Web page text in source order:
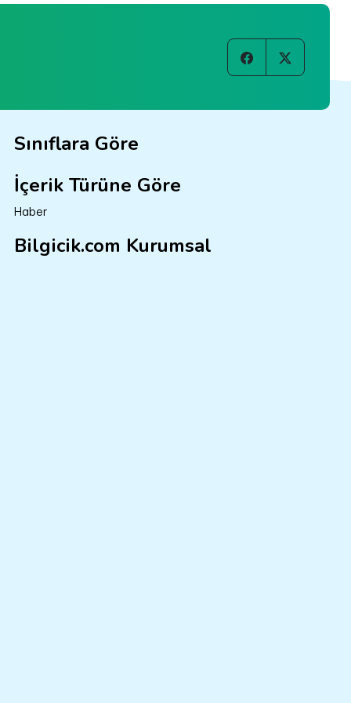
Sınıflara Göre
İçerik Türüne Göre
Haber
Bilgicik.com Kurumsal